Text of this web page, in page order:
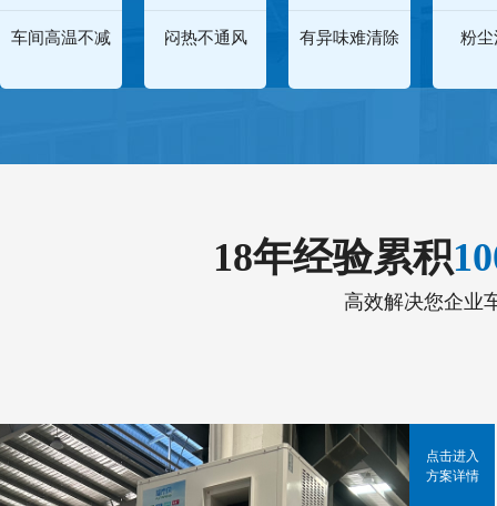
车间高温不减 闷热不通风 有异味难清除 粉尘
18年经验累积
高效解决您企业
点击进入
方案详情